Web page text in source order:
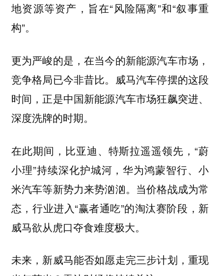
地资源等资产，旨在“风险隔离”和“叙事重
构”。
更为严峻的是，在当今的新能源汽车市场，
竞争格局已今非昔比。威马汽车停摆的这段
时间，正是中国新能源汽车市场狂飙突进、
深度洗牌的时期。
在此期间，比亚迪、特斯拉遥遥领先，“蔚
小理”持续深化护城河，华为鸿蒙智行、小
米汽车等新势力来势汹汹。当价格战成为常
态，行业进入“赢者通吃”的淘汰赛阶段，新
威马欲从虎口夺食难度极大。
未来，新威马能否如愿走完三步计划，重现